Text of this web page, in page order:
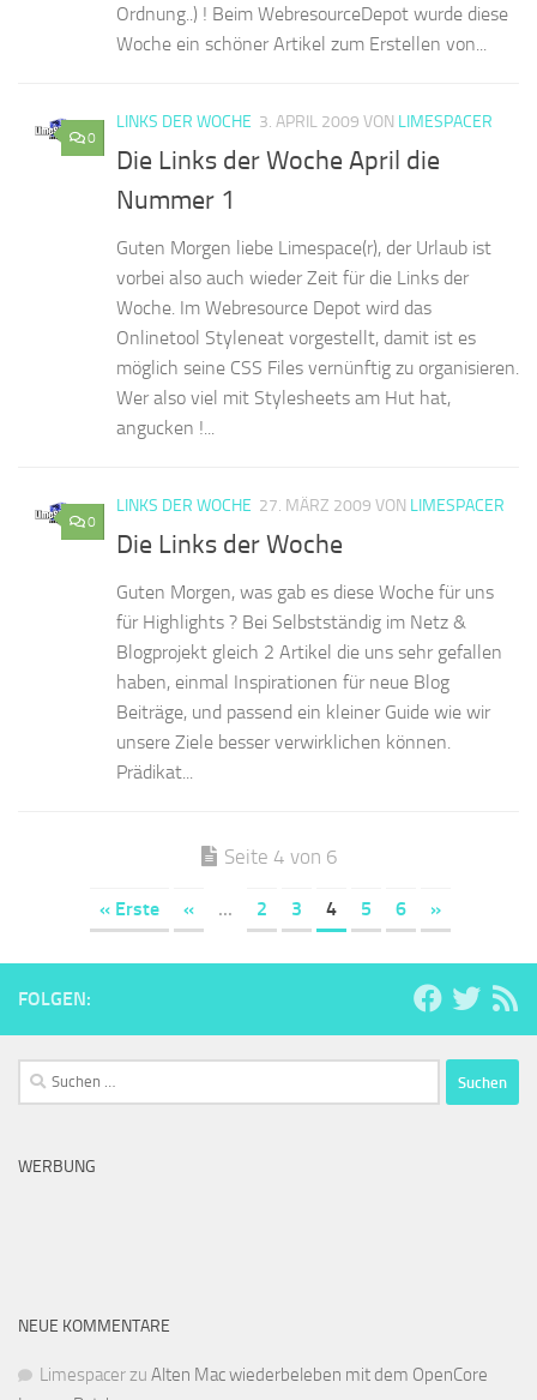
Ordnung..) ! Beim WebresourceDepot wurde diese
Woche ein schöner Artikel zum Erstellen von...
0
LINKS DER WOCHE 3. APRIL 2009 VON LIMESPACER
Die Links der Woche April die
Nummer 1
Guten Morgen liebe Limespace(r), der Urlaub ist
vorbei also auch wieder Zeit für die Links der
Woche. Im Webresource Depot wird das
Onlinetool Styleneat vorgestellt, damit ist es
möglich seine CSS Files vernünftig zu organisieren.
Wer also viel mit Stylesheets am Hut hat,
angucken !...
0
LINKS DER WOCHE 27. MÄRZ 2009 VON LIMESPACER
Die Links der Woche
Guten Morgen, was gab es diese Woche für uns
für Highlights ? Bei Selbstständig im Netz &
Blogprojekt gleich 2 Artikel die uns sehr gefallen
haben, einmal Inspirationen für neue Blog
Beiträge, und passend ein kleiner Guide wie wir
unsere Ziele besser verwirklichen können.
Prädikat...
Seite 4 von 6
« Erste « ... 2 3 4 5 6 »
FOLGEN:
Suchen
nach:
WERBUNG
NEUE KOMMENTARE
Limespacerzu Alten Mac wiederbeleben mit dem OpenCore